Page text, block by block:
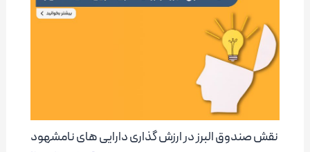
نقش صندوق البرز در ارزش گذاری دارایی های نامشهود